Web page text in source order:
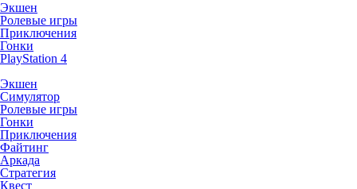
Экшен
Ролевые игры
Приключения
Гонки
PlayStation 4
Экшен
Симулятор
Ролевые игры
Гонки
Приключения
Файтинг
Аркада
Стратегия
Квест